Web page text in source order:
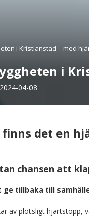
i Kristianstad – med
i
2024-04-08
det en
chansen att
tillbaka till
av plötsligt hjärtstopp,